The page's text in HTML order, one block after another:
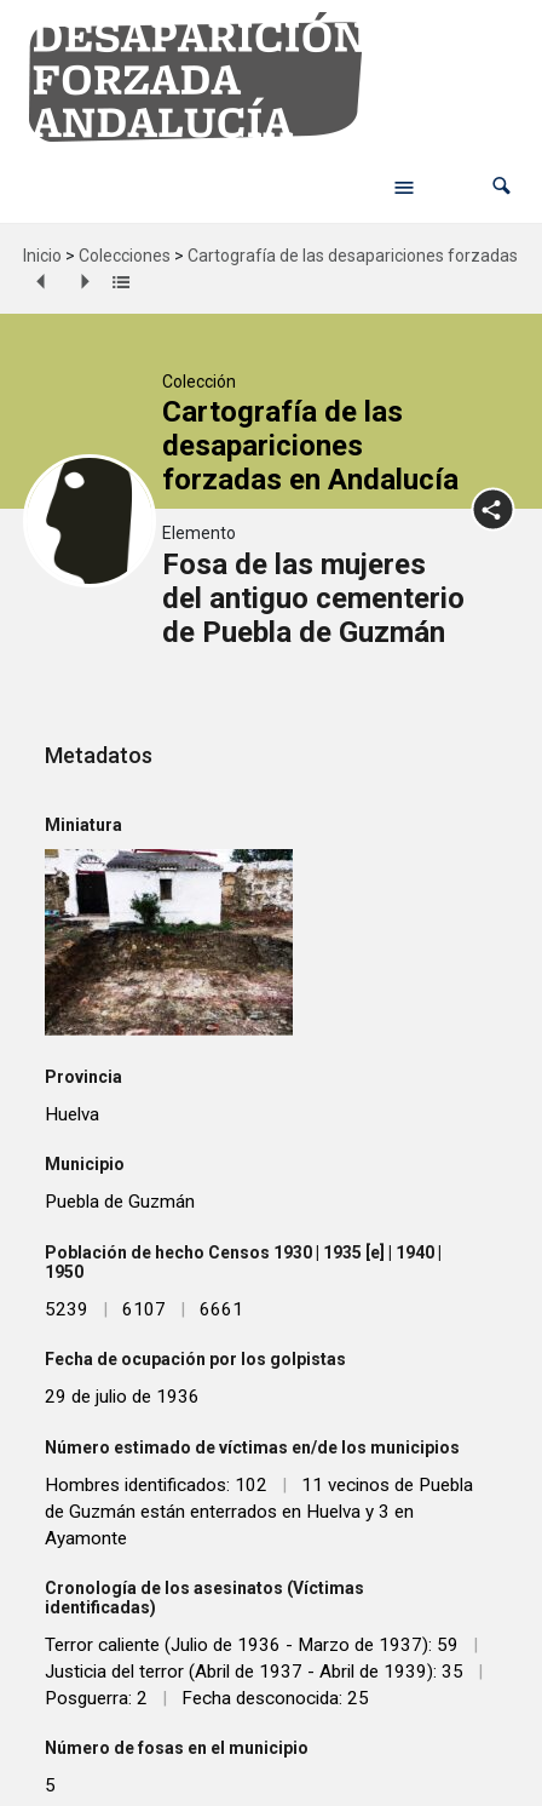
Inicio > Colecciones > Cartografía de las desapariciones forzadas
Colección
Cartografía de las
desapariciones
forzadas en Andalucía
Elemento
Fosa de las mujeres
del antiguo cementerio
de Puebla de Guzmán
Metadatos
Miniatura
Provincia
Huelva
Municipio
Puebla de Guzmán
Población de hecho Censos 1930 | 1935 [e] | 1940 |
1950
5239 | 6107 | 6661
Fecha de ocupación por los golpistas
29 de julio de 1936
Número estimado de víctimas en/de los municipios
Hombres identificados: 102 |
11 vecinos de Puebla
de Guzmán están enterrados en Huelva y 3 en
Ayamonte
Cronología de los asesinatos (Víctimas
identificadas)
Terror caliente (Julio de 1936 - Marzo de 1937): 59
|
Justicia del terror (Abril de 1937 - Abril de 1939): 35
|
Posguerra: 2
| Fecha desconocida: 25
Número de fosas en el municipio
5